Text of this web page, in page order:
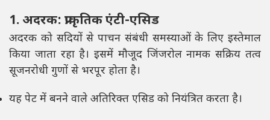
1. अदरक: प्राकृतिक एंटी-एसिड
अदरक को सदियों से पाचन संबंधी समस्याओं के लिए इस्तेमाल
किया जाता रहा है। इसमें मौजूद जिंजरोल नामक सक्रिय तत्व
सूजनरोधी गुणों से भरपूर होता है।
यह पेट में बनने वाले अतिरिक्त एसिड को नियंत्रित करता है।